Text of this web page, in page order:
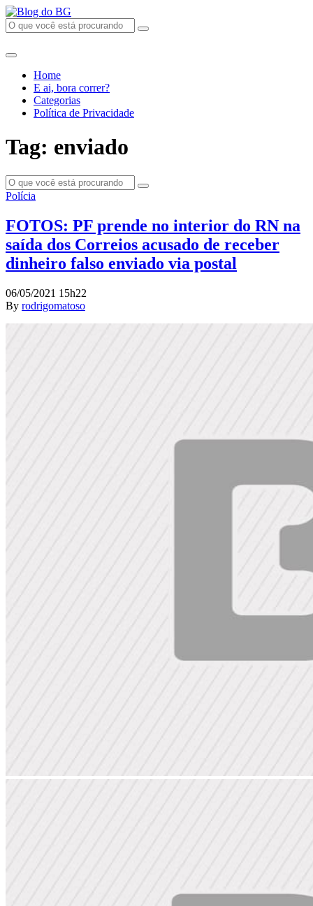
Home
E ai, bora correr?
Categorias
Política de Privacidade
Tag: enviado
Polícia
FOTOS: PF prende no interior do RN na
saída dos Correios acusado de receber
dinheiro falso enviado via postal
06/05/2021 15h22
By rodrigomatoso